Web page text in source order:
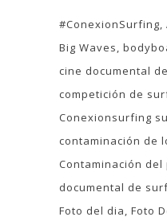
#ConexionSurfing
Big Waves
cine documental
competición de
Conexionsurfing
contaminación de
Contaminación del
documental de
Foto del dia Foto